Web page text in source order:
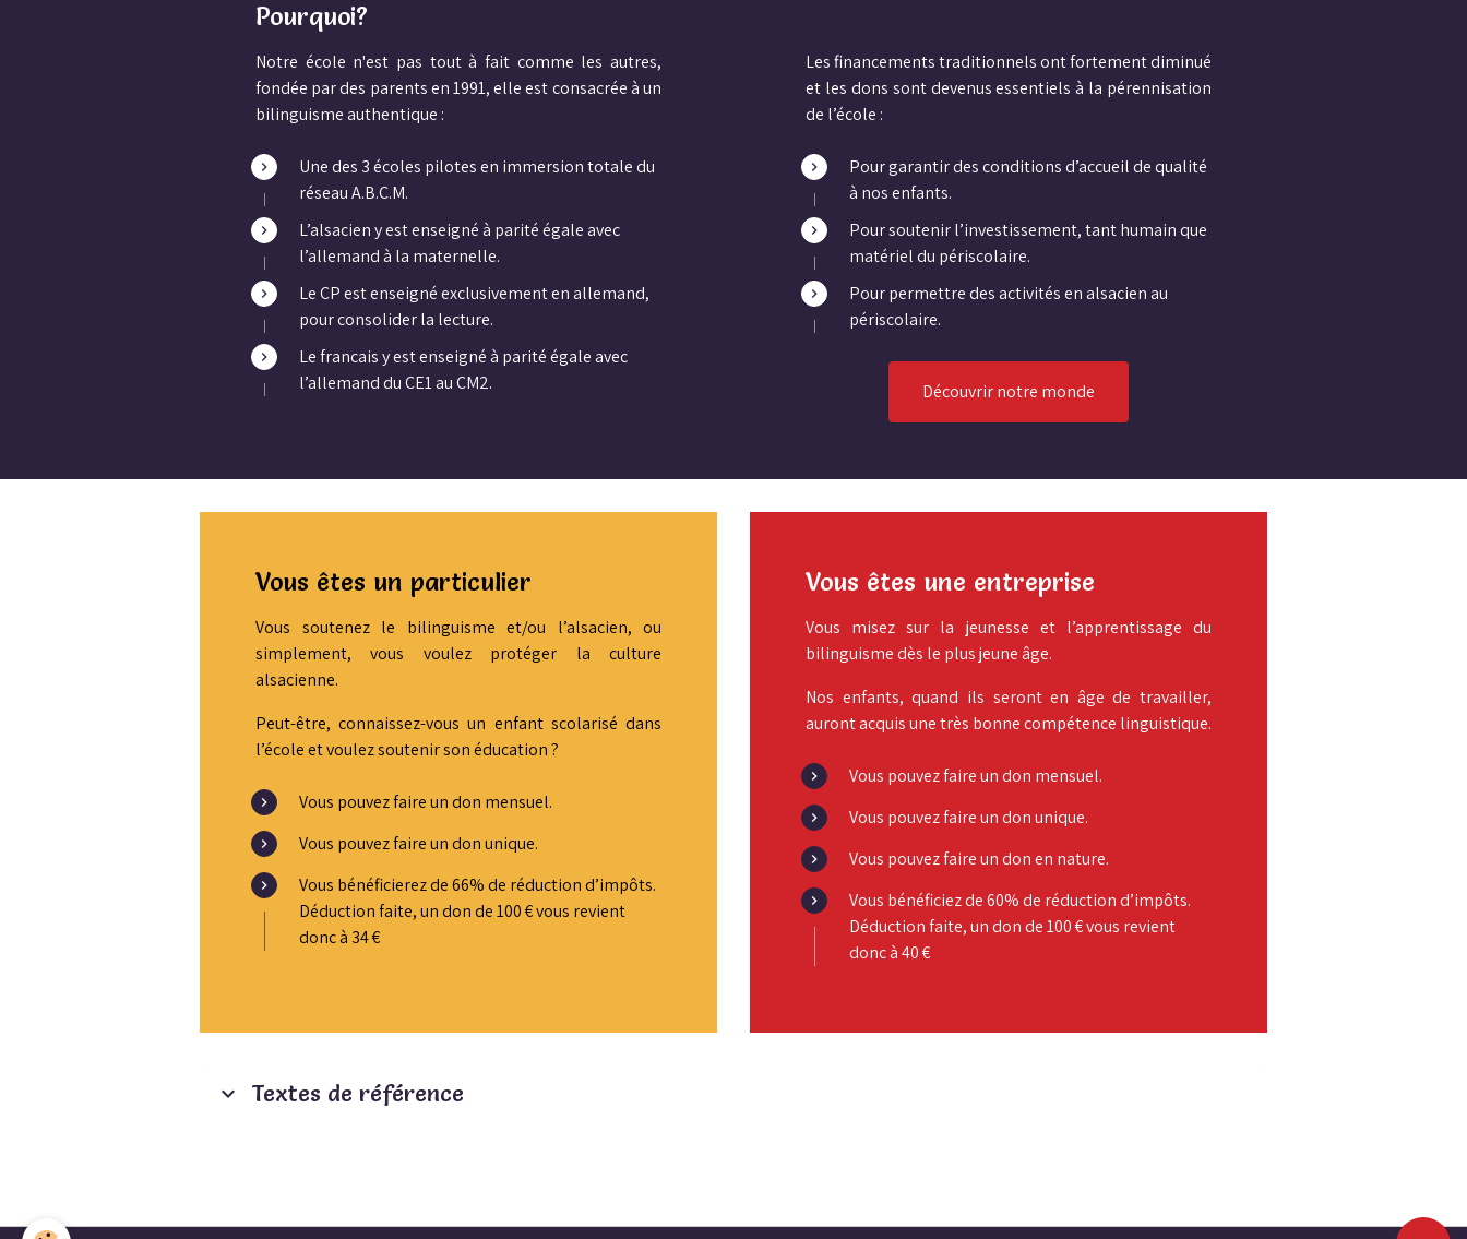
Pourquoi?
Notre école n'est pas tout à fait comme les autres,
fondée par des parents en 1991, elle est consacrée à un
bilinguisme authentique :
Une des 3 écoles pilotes en immersion totale du
réseau A.B.C.M.
L’alsacien y est enseigné à parité égale avec
l’allemand à la maternelle.
Le CP est enseigné exclusivement en allemand,
pour consolider la lecture.
Le francais y est enseigné à parité égale avec
l’allemand du CE1 au CM2.
Les financements traditionnels ont fortement diminué
et les dons sont devenus essentiels à la pérennisation
de l’école :
Pour garantir des conditions d’accueil de qualité
à nos enfants.
Pour soutenir l’investissement, tant humain que
matériel du périscolaire.
Pour permettre des activités en alsacien au
périscolaire.
Découvrir notre monde
Vous êtes un particulier
Vous soutenez le bilinguisme et/ou l’alsacien, ou
simplement, vous voulez protéger la culture
alsacienne.
Peut-être, connaissez-vous un enfant scolarisé dans
l’école et voulez soutenir son éducation ?
Vous pouvez faire un don mensuel.
Vous pouvez faire un don unique.
Vous bénéficierez de 66% de réduction d’impôts.
Déduction faite, un don de 100 € vous revient
donc à 34 €
Vous êtes une entreprise
Vous misez sur la jeunesse et l’apprentissage du
bilinguisme dès le plus jeune âge.
Nos enfants, quand ils seront en âge de travailler,
auront acquis une très bonne compétence linguistique.
Vous pouvez faire un don mensuel.
Vous pouvez faire un don unique.
Vous pouvez faire un don en nature.
Vous bénéficiez de 60% de réduction d’impôts.
Déduction faite, un don de 100 € vous revient
donc à 40 €
Textes de référence